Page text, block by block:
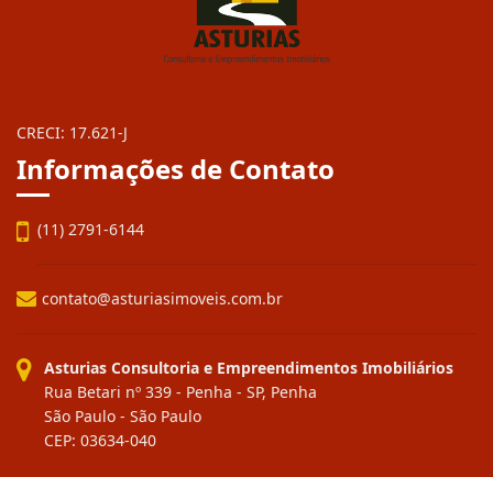
CRECI: 17.621-J
Informações de Contato
(11) 2791-6144
contato@asturiasimoveis.com.br
Asturias Consultoria e Empreendimentos Imobiliários
Rua Betari nº 339 - Penha - SP, Penha
São Paulo - São Paulo
CEP: 03634-040